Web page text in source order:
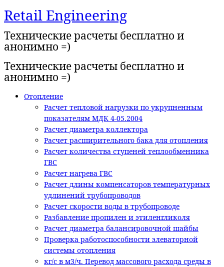
Перейти
к
содержимому
Retail Engineering
Технические расчеты бесплатно и
анонимно =)
Технические расчеты бесплатно и
анонимно =)
Отопление
Расчет тепловой нагрузки по укрупненным
показателям МДК 4-05.2004
Расчет диаметра коллектора
Расчет расширительного бака для отопления
Расчет количества ступеней теплообменника
ГВС
Расчет нагрева ГВС
Расчет длины компенсаторов температурных
удлинений трубопроводов
Расчет скорости воды в трубопроводе
Разбавление пропилен и этиленгликоля
Расчет диаметра балансировочной шайбы
Проверка работоспособности элеваторной
системы отопления
кг/с в м3/ч. Перевод массового расхода среды в